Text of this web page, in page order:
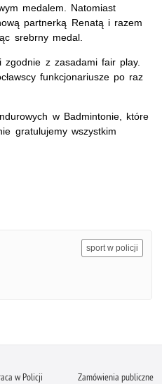
medalem. Natomiast
partnerką Renatą i razem
srebrny medal.
zgodnie z zasadami fair play.
funkcjonariusze po raz
w Badmintonie, które
gratulujemy wszystkim
sport w policji
w Policji Zamówienia publiczne